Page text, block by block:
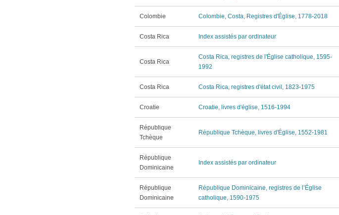
Colombie Colombie, Costa, Registres d'Église, 1778-2018
Costa Rica Index assistés par ordinateur
Costa Rica
Costa Rica, registres de l'Église catholique, 1595-
1992
Costa Rica Costa Rica, registres d'état civil, 1823-1975
Croatie Croatie, livres d'église, 1516-1994
République
Tchèque
République Tchèque, livres d'Église, 1552-1981
République
Dominicaine
Index assistés par ordinateur
République
Dominicaine
République Dominicaine, registres de l’Église
catholique, 1590-1975